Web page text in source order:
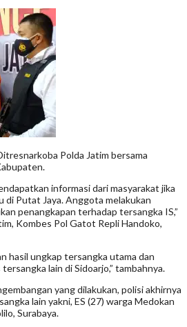
Polda Jatim bersama
informasi dari masyarakat jika
di Putat Jaya. Anggota melakukan
penangkapan terhadap tersangka IS,”
Kombes Pol Gatot Repli Handoko,
hasil ungkap tersangka utama dan
lain di Sidoarjo,” tambahnya.
yang dilakukan, polisi akhirnya
lain yakni, ES (27) warga Medokan
Surabaya.